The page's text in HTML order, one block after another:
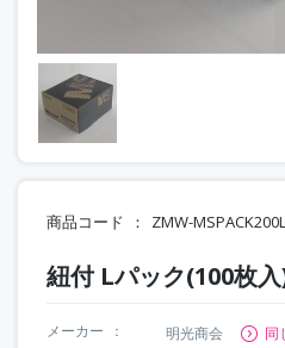
商品コード ZMW-
紐付 Lパック(100枚
メーカー 明光商会
同